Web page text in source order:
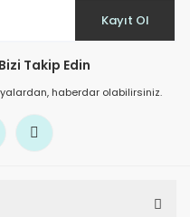
Kayıt Ol
Takip Edin
haberdar olabilirsiniz.